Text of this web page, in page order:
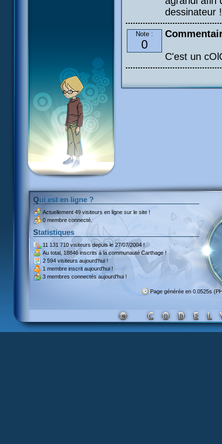
dessinateur
Note :
0
C'est un
Qui est en ligne ?
Actuellement 49 visiteurs en ligne sur le site !
0 membre connecté.
Statistiques
11 131 710 visiteursdepuis le 27/07/2004 !
Au total, 18846 inscritsà la communauté Carthage !
2 594 visiteurs aujourd'hui !
1 membre inscrit aujourd'hui !
3 membres connectés aujourd'hui !
Page générée en 0.0525s